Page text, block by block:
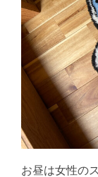
お昼は女性の